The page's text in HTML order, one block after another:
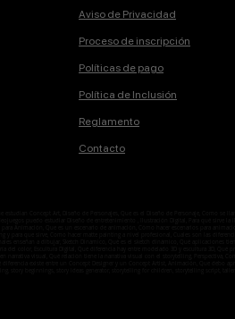
Aviso de Privacidad
Proceso de inscripción
Políticas de pago
Política de Inclusión
Reglamento
Contacto